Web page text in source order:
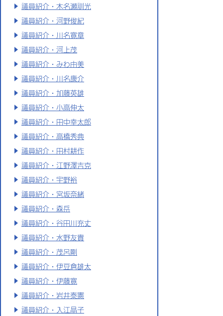
議員紹介・木名瀬訓光
議員紹介・河野俊紀
議員紹介・川名寛章
議員紹介・河上茂
議員紹介・みわ由美
議員紹介・川名康介
議員紹介・加藤英雄
議員紹介・小高伸太
議員紹介・田中幸太郎
議員紹介・高橋秀典
議員紹介・田村耕作
議員紹介・江野澤吉克
議員紹介・宇野裕
議員紹介・宮坂奈緒
議員紹介・森岳
議員紹介・谷田川充丈
議員紹介・水野友貴
議員紹介・茂呂剛
議員紹介・伊豆倉雄太
議員紹介・伊藤寛
議員紹介・岩井泰憲
議員紹介・入江晶子